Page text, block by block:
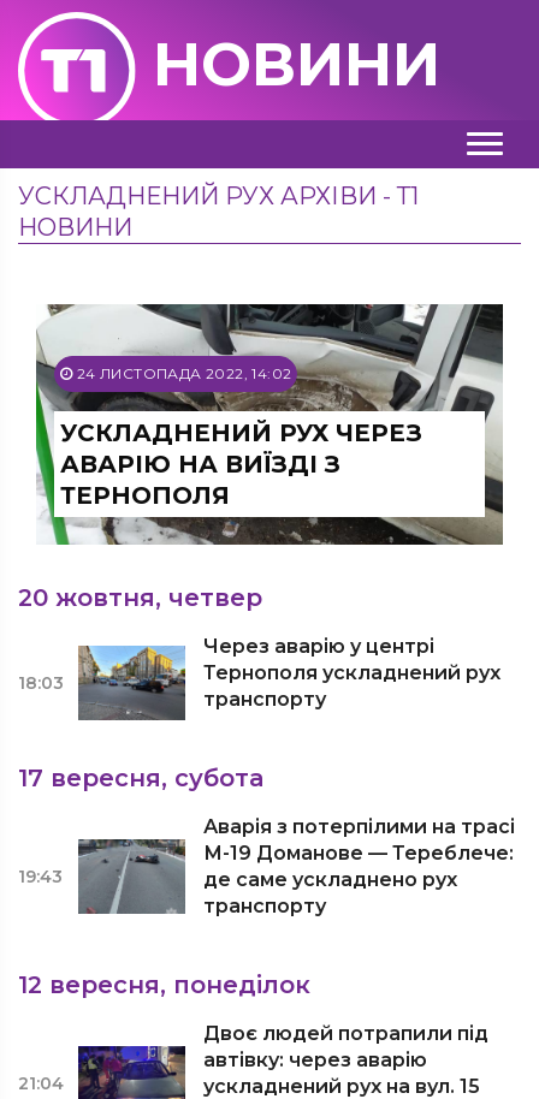
НОВИНИ
УСКЛАДНЕНИЙ РУХ АРХІВИ - Т1
НОВИНИ
24 ЛИСТОПАДА 2022, 14:02
УСКЛАДНЕНИЙ РУХ ЧЕРЕЗ
АВАРІЮ НА ВИЇЗДІ З
ТЕРНОПОЛЯ
20 жовтня, четвер
18:03
Через аварію у центрі
Тернополя ускладнений рух
транспорту
17 вересня, субота
19:43
Аварія з потерпілими на трасі
М-19 Доманове — Тереблече:
де саме ускладнено рух
транспорту
12 вересня, понеділок
21:04
Двоє людей потрапили під
автівку: через аварію
ускладнений рух на вул. 15